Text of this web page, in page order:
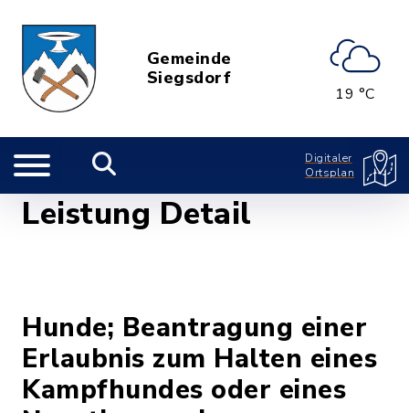
Gemeinde
Siegsdorf
19 °C
Digitaler
Ortsplan
Leistung Detail
Hunde; Beantragung einer
Erlaubnis zum Halten eines
Kampfhundes oder eines